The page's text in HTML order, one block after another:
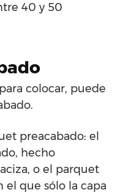
40 y 50
colocar, puede
preacabado: el
hecho
o el parquet
el que sólo la capa